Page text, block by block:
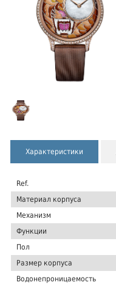
Характеристики
Ref.
Материал корпуса
Механизм
Функции
Пол
Размер корпуса
Водонепроницаемость